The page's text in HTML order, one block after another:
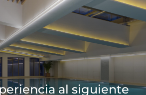
al siguiente